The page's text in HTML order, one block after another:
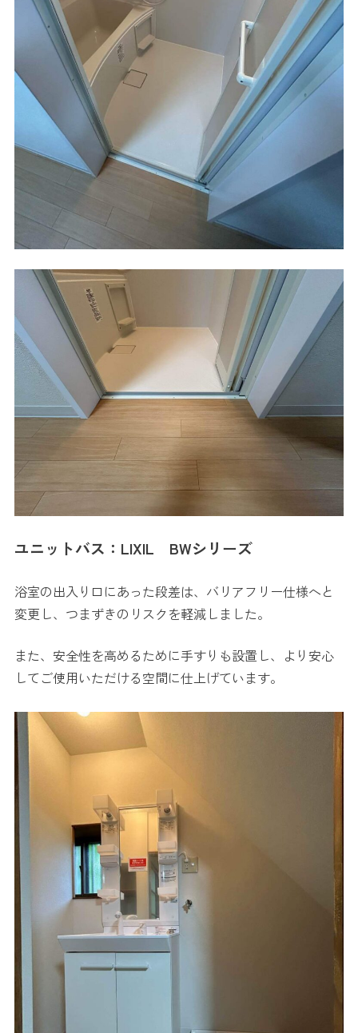
ユニットバス：LIXIL BWシリーズ
浴室の出入り口にあった段差は、バリアフリー仕様へと
変更し、つまずきのリスクを軽減しました。
また、安全性を高めるために手すりも設置し、より安心
してご使用いただける空間に仕上げています。